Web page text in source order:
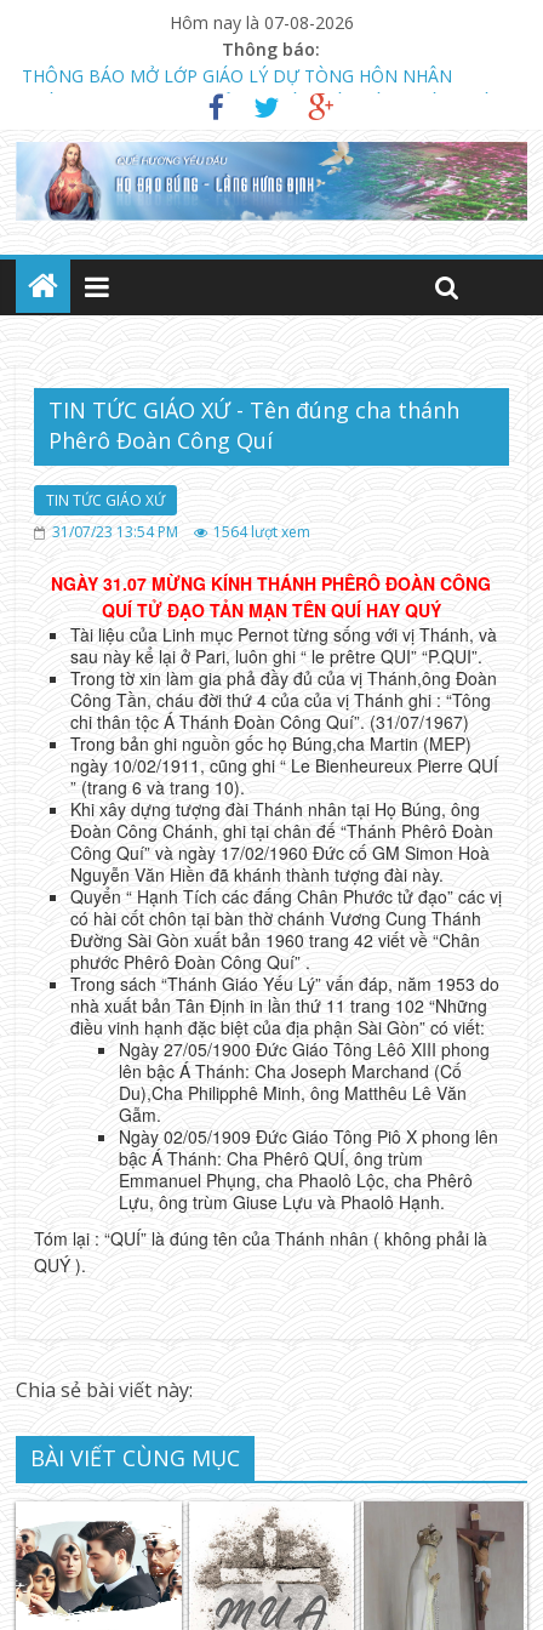
Hôm nay là 07-08-2026
Thông báo:
THÔNG BÁO MỞ LỚP GIÁO LÝ DỰ TÒNG HÔN NHÂN
NGÀY 13.08.2023 KHAI GIẢNG KHÓA GIÁO LÝ DỰ TÒNG VÀ
HÔN NHÂN (LÚC 18 GIỜ)
CHƯƠNG TRÌNH MỤC VỤ TUẦN THÁNH NĂM 2023
TIN TỨC GIÁO XỨ - Tên đúng cha thánh
Phêrô Đoàn Công Quí
TIN TỨC GIÁO XỨ
31/07/23 13:54 PM
1564lượt xem
NGÀY 31.07 MỪNG KÍNH THÁNH PHÊRÔ ĐOÀN CÔNG
QUÍ TỬ ĐẠO TẢN MẠN TÊN QUÍ HAY QUÝ
Tài liệu của Linh mục Pernot từng sống với vị Thánh, và
sau này kể lại ở Pari, luôn ghi “ le prêtre QUI” “P.QUI”.
Trong tờ xin làm gia phả đầy đủ của vị Thánh,ông Đoàn
Công Tần, cháu đời thứ 4 của của vị Thánh ghi : “Tông
chi thân tộc Á Thánh Đoàn Công Quí”. (31/07/1967)
Trong bản ghi nguồn gốc họ Búng,cha Martin (MEP)
ngày 10/02/1911, cũng ghi “ Le Bienheureux Pierre QUÍ
” (trang 6 và trang 10).
Khi xây dựng tượng đài Thánh nhân tại Họ Búng, ông
Đoàn Công Chánh, ghi tại chân đế “Thánh Phêrô Đoàn
Công Quí” và ngày 17/02/1960 Đức cố GM Simon Hoà
Nguyễn Văn Hiền đã khánh thành tượng đài này.
Quyển “ Hạnh Tích các đấng Chân Phước tử đạo” các vị
có hài cốt chôn tại bàn thờ chánh Vương Cung Thánh
Đường Sài Gòn xuất bản 1960 trang 42 viết về “Chân
phước Phêrô Đoàn Công Quí” .
Trong sách “Thánh Giáo Yếu Lý” vấn đáp, năm 1953 do
nhà xuất bản Tân Định in lần thứ 11 trang 102 “Những
điều vinh hạnh đặc biệt của địa phận Sài Gòn” có viết:
Ngày 27/05/1900 Đức Giáo Tông Lêô XIII phong
lên bậc Á Thánh: Cha Joseph Marchand (Cố
Du),Cha Philipphê Minh, ông Matthêu Lê Văn
Gẫm.
Ngày 02/05/1909 Đức Giáo Tông Piô X phong lên
bậc Á Thánh: Cha Phêrô QUÍ, ông trùm
Emmanuel Phụng, cha Phaolô Lộc, cha Phêrô
Lựu, ông trùm Giuse Lựu và Phaolô Hạnh.
Tóm lại : “QUÍ” là đúng tên của Thánh nhân ( không phải là
QUÝ ).
Chia sẻ bài viết này:
BÀI VIẾT CÙNG MỤC